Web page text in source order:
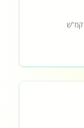
קמ"ש